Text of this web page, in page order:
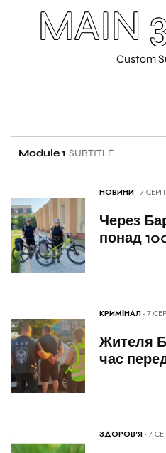
MAIN
Custom
Module 1 SUBTITLE
НОВИНИ- 7
Через
понад
КРИМІНАЛ- 7
Жителя
час
ЗДОРОВ'Я- 7